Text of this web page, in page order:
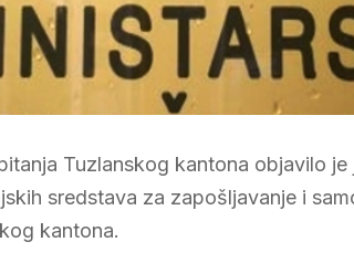
Tuzlanskog kantona objavilo
sredstava za zapošljavanje i
kantona.